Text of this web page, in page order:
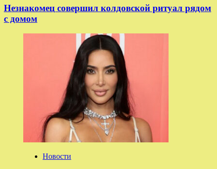
Незнакомец совершил колдовской ритуал рядом
с домом
Новости